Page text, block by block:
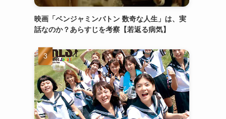
映画「ベンジャミンバトン 数奇な人生」は、実
話なのか？あらすじを考察【若返る病気】